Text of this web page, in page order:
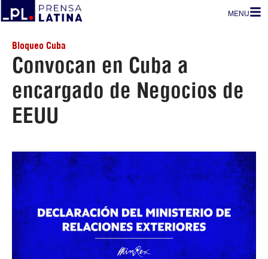
MENU
Bloqueo Cuba
Convocan en Cuba a
encargado de Negocios de
EEUU